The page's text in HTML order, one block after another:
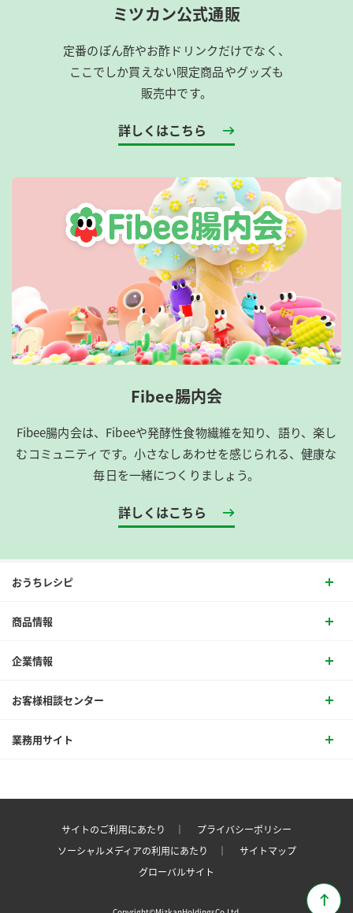
ミツカン公式通販
定番のぽん酢やお酢ドリンクだけでなく、
ここでしか買えない限定商品やグッズも
販売中です。
詳しくはこちら
Fibee腸内会
Fibee腸内会は、​Fibeeや発酵性食物繊維を知り、語り、楽し
むコミュニティです。​小さなしあわせを感じられる、健康な
毎日を一緒につくりましょう。
詳しくはこちら
おうちレシピ
商品情報
企業情報
お客様相談センター
業務用サイト
サイトのご利用にあたり ｜
プライバシーポリシー
ソーシャルメディアの利用にあたり ｜
サイトマップ
グローバルサイト